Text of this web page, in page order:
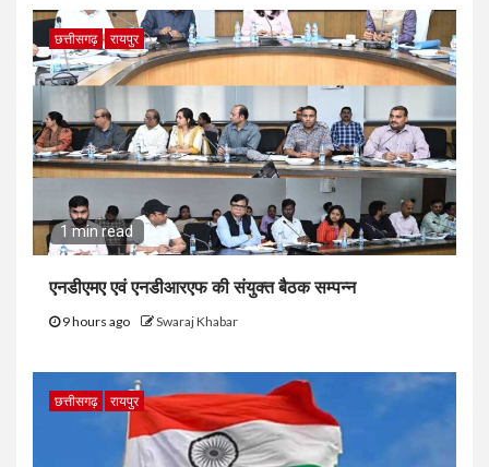
छत्तीसगढ़ रायपुर
1 min read
एनडीएमए एवं एनडीआरएफ की संयुक्त बैठक सम्पन्न
9 hours ago Swaraj Khabar
छत्तीसगढ़ रायपुर